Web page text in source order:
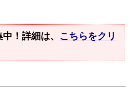
！詳細は、 こちらをクリ